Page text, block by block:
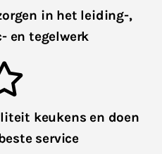
in het leiding-,
en tegelwerk
keukens en doen
service